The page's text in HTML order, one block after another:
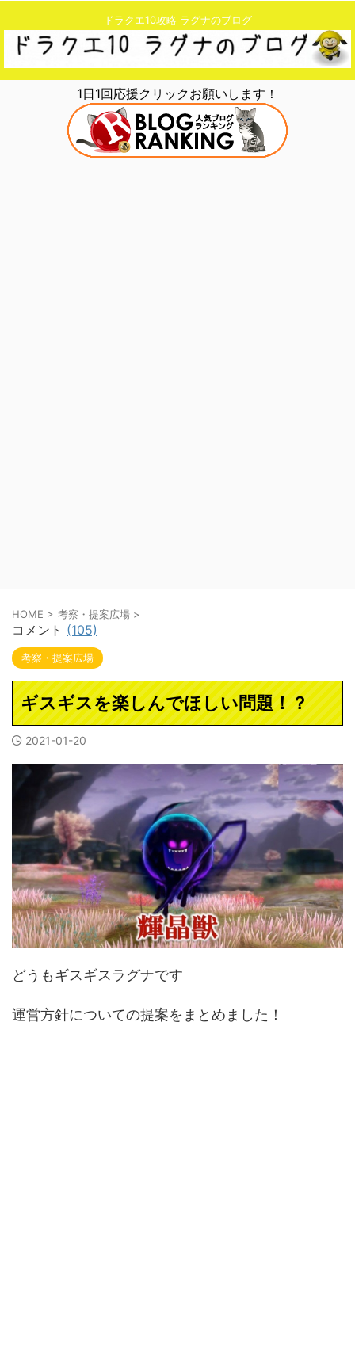
ドラクエ10攻略 ラグナのブログ
1日1回応援クリックお願いします！
HOME > 考察・提案広場 >
コメント (105)
考察・提案広場
ギスギスを楽しんでほしい問題！？
2021-01-20
どうもギスギスラグナです
運営方針についての提案をまとめました！